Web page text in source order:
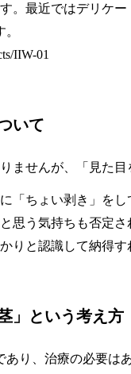
。最近ではデリケ
IIW-01
いて
ませんが、「見た
「ちょい剥き」を
思う気持ちも否定さ
りと認識して納得
」という考え方
あり、治療の必要は